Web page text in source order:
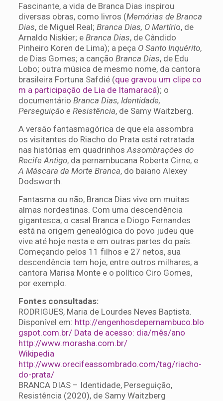
Fascinante, a vida de Branca Dias inspirou
diversas obras, como livros (Memórias de Branca
Dias, de Miguel Real; Branca Dias, O Martírio, de
Arnaldo Niskier; eBranca Dias, de Cândido
Pinheiro Koren de Lima); a peça O Santo Inquérito,
de Dias Gomes; a canção Branca Dias, de Edu
Lobo; outra música de mesmo nome, da cantora
brasileira Fortuna Safdié (que gravou um clipe co
m a participação de Lia de Itamaracá); o
documentário Branca Dias, Identidade,
Perseguição e Resistência, de Samy Waitzberg.
A versão fantasmagórica de que ela assombra
os visitantes do Riacho do Prata está retratada
nas histórias em quadrinhos Assombrações do
Recife Antigo, da pernambucana Roberta Cirne, e
A Máscara da Morte Branca, do baiano Alexey
Dodsworth.
Fantasma ou não, Branca Dias vive em muitas
almas nordestinas. Com uma descendência
gigantesca, o casal Branca e Diogo Fernandes
está na origem genealógica do povo judeu que
vive até hoje nesta e em outras partes do país.
Começando pelos 11 filhos e 27 netos, sua
descendência tem hoje, entre outros milhares, a
cantora Marisa Monte e o político Ciro Gomes,
por exemplo.
Fontes consultadas:
RODRIGUES, Maria de Lourdes Neves Baptista.
Disponível em: http://engenhosdepernambuco.blo
gspot.com.br/ Data de acesso: dia/mês/ano
http://www.morasha.com.br/
Wikipedia
http://www.orecifeassombrado.com/tag/riacho-
do-prata/
BRANCA DIAS – Identidade, Perseguição,
Resistência (2020), de Samy Waitzberg